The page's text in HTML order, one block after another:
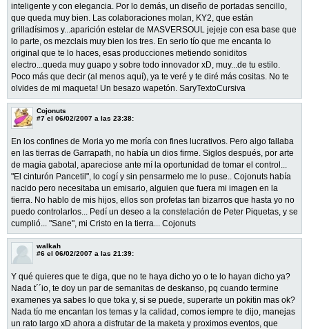
inteligente y con elegancia. Por lo demás, un diseño de portadas sencillo,
que queda muy bien. Las colaboraciones molan, KY2, que están
grilladísimos y...aparición estelar de MASVERSOUL jejeje con esa base que
lo parte, os mezclais muy bien los tres. En serio tío que me encanta lo
original que te lo haces, esas producciones metiendo soniditos
electro...queda muy guapo y sobre todo innovador xD, muy...de tu estilo.
Poco más que decir (al menos aquí), ya te veré y te diré más cositas. No te
olvides de mi maqueta! Un besazo wapetón. SaryTextoCursiva
Cojonuts
#7 el 06/02/2007 a las 23:38:
En los confines de Moria yo me moría con fines lucrativos. Pero algo fallaba
en las tierras de Garrapath, no había un dios firme. Siglos después, por arte
de magia gabotal, apareciose ante mí la oportunidad de tomar el control...
"El cinturón Pancetil", lo cogí y sin pensarmelo me lo puse.. Cojonuts había
nacido pero necesitaba un emisario, alguien que fuera mi imagen en la
tierra. No hablo de mis hijos, ellos son profetas tan bizarros que hasta yo no
puedo controlarlos... Pedí un deseo a la constelación de Peter Piquetas, y se
cumplió... "Sane", mi Cristo en la tierra... Cojonuts
walkah
#6 el 06/02/2007 a las 21:39:
Y qué quieres que te diga, que no te haya dicho yo o te lo hayan dicho ya?
Nada t´´io, te doy un par de semanitas de deskanso, pq cuando termine
examenes ya sabes lo que toka y, si se puede, superarte un pokitin mas ok?
Nada tío me encantan los temas y la calidad, comos iempre te dijo, manejas
un rato largo xD ahora a disfrutar de la maketa y proximos eventos, que